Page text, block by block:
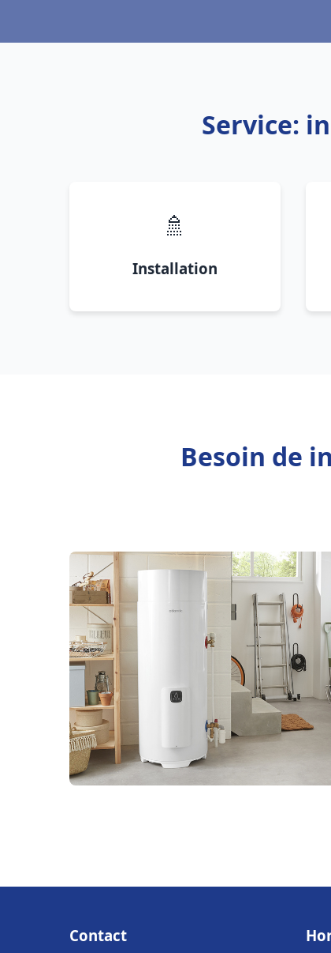
Service:
🚿
Installation
Besoin de
Contact